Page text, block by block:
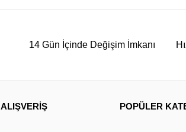
14 Gün İçinde Değişim İmkanı
ALIŞVERİŞ POPÜLER